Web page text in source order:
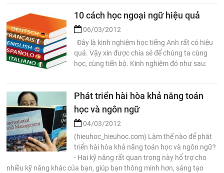
10 cách học ngoại ngữ hiệu quả
06/03/2012
Đây là kinh nghiệm học tiếng Anh rất có hiệu
quả. Vậy xin được chia sẻ để chúng ta cùng
học, cùng tiến bộ. Kinh nghiệm đó như sau:
Phát triển hài hòa khả năng toán
học và ngôn ngữ
04/03/2012
(hieuhoc_hieuhoc.com) Làm thế nào để phát
triển hài hòa khả năng toán học và ngôn ngữ?
- Hai kỹ năng rất quan trọng này hổ trợ cho
nhiều kỹ năng khác của bạn, giúp bạn thông minh hơn, sáng tạo